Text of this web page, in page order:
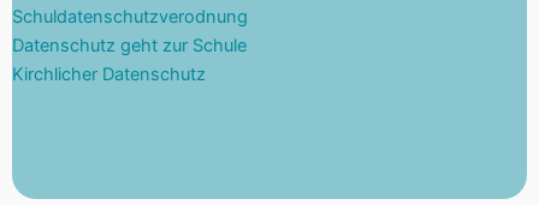
Schuldatenschutzverodnung
Datenschutz geht zur Schule
Kirchlicher Datenschutz